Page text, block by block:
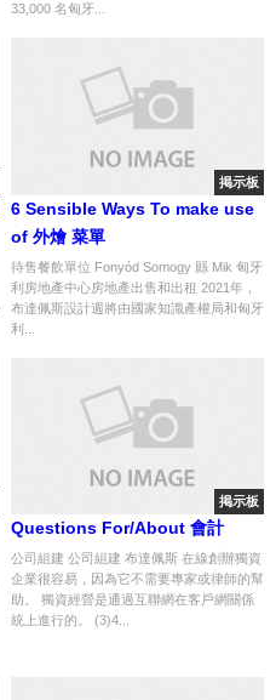
33,000 名匈牙...
掲示板
6 Sensible Ways To make use
of 外燴 菜單
待售餐飲單位 Fonyód Somogy 縣 Mik 匈牙
利房地產中心房地產出售和出租 2021年，
布達佩斯設計週將由國家知識產權局和匈牙
利...
掲示板
Questions For/About 會計
公司組建 公司組建 布達佩斯 在線創辦獨資
企業很容易，因為它不需要專家或律師的幫
助。 獨資經營是通過互聯網在客戶網關係
統上進行的。 (3)4...